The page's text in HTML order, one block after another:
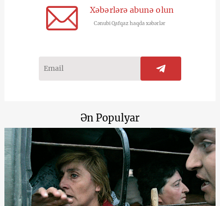
Xəbərlərə abunə olun
Cənubi Qafqaz haqda xəbərlər
Ən Populyar